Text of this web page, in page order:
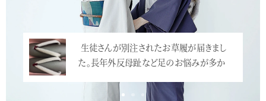
生徒さんが別注されたお草履が届きまし
た。長年外反母趾など足のお悩みが多か